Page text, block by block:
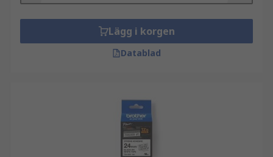
Lägg i korgen
Datablad